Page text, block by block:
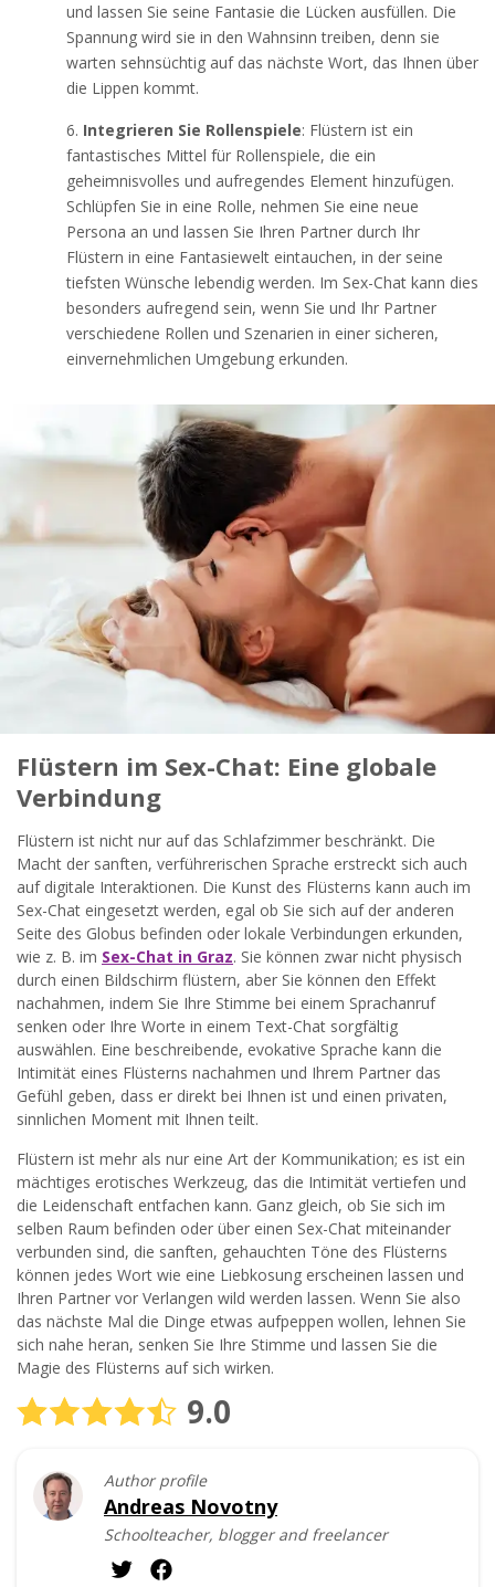
und lassen Sie seine Fantasie die Lücken ausfüllen. Die
Spannung wird sie in den Wahnsinn treiben, denn sie
warten sehnsüchtig auf das nächste Wort, das Ihnen über
die Lippen kommt.
Integrieren Sie Rollenspiele: Flüstern ist ein
fantastisches Mittel für Rollenspiele, die ein
geheimnisvolles und aufregendes Element hinzufügen.
Schlüpfen Sie in eine Rolle, nehmen Sie eine neue
Persona an und lassen Sie Ihren Partner durch Ihr
Flüstern in eine Fantasiewelt eintauchen, in der seine
tiefsten Wünsche lebendig werden. Im Sex-Chat kann dies
besonders aufregend sein, wenn Sie und Ihr Partner
verschiedene Rollen und Szenarien in einer sicheren,
einvernehmlichen Umgebung erkunden.
Flüstern im Sex-Chat: Eine globale
Verbindung
Flüstern ist nicht nur auf das Schlafzimmer beschränkt. Die
Macht der sanften, verführerischen Sprache erstreckt sich auch
auf digitale Interaktionen. Die Kunst des Flüsterns kann auch im
Sex-Chat eingesetzt werden, egal ob Sie sich auf der anderen
Seite des Globus befinden oder lokale Verbindungen erkunden,
wie z. B. im Sex-Chat in Graz. Sie können zwar nicht physisch
durch einen Bildschirm flüstern, aber Sie können den Effekt
nachahmen, indem Sie Ihre Stimme bei einem Sprachanruf
senken oder Ihre Worte in einem Text-Chat sorgfältig
auswählen. Eine beschreibende, evokative Sprache kann die
Intimität eines Flüsterns nachahmen und Ihrem Partner das
Gefühl geben, dass er direkt bei Ihnen ist und einen privaten,
sinnlichen Moment mit Ihnen teilt.
Flüstern ist mehr als nur eine Art der Kommunikation; es ist ein
mächtiges erotisches Werkzeug, das die Intimität vertiefen und
die Leidenschaft entfachen kann. Ganz gleich, ob Sie sich im
selben Raum befinden oder über einen Sex-Chat miteinander
verbunden sind, die sanften, gehauchten Töne des Flüsterns
können jedes Wort wie eine Liebkosung erscheinen lassen und
Ihren Partner vor Verlangen wild werden lassen. Wenn Sie also
das nächste Mal die Dinge etwas aufpeppen wollen, lehnen Sie
sich nahe heran, senken Sie Ihre Stimme und lassen Sie die
Magie des Flüsterns auf sich wirken.
9.0
Author profile
Andreas Novotny
Schoolteacher, blogger and freelancer